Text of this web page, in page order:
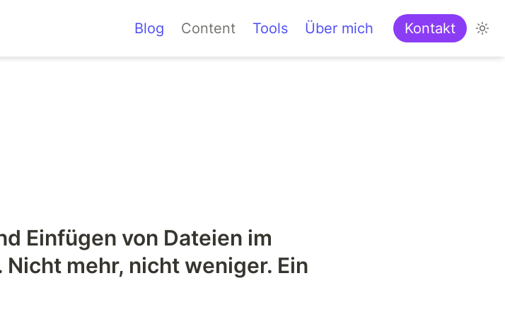
Blog Content Tools Über mich Kontakt
Einfügen von Dateien im
mehr, nicht weniger. Ein